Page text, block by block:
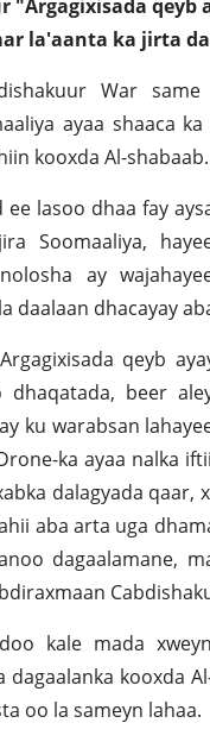
"Argagixisada
la'aanta ka jirta
War
ayaa shaaca
kooxda Al-shabaab.
lasoo dhaa fay
Soomaaliya,
ay
daalaan dhacayay
qeyb
beer
ku warabsan
ka ayaa nalka
dalagyada qaar,
aba arta uga
dagaalamane,
kale mada
kooxda
oo la sameyn lahaa.